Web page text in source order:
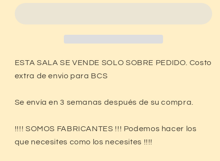
ESTA SALA SE VENDE SOLO SOBRE PEDIDO. Costo
extra de envio para BCS
Se envía en 3 semanas después de su compra.
!!!! SOMOS FABRICANTES !!! Podemos hacer los
que necesites como los necesites !!!!